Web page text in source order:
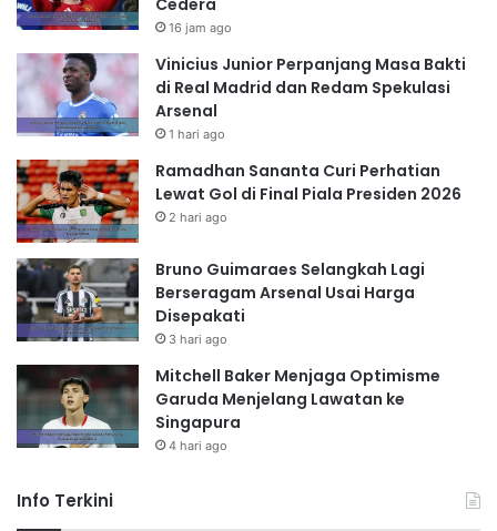
16 jam ago
Vinicius Junior Perpanjang Masa Bakti
di Real Madrid dan Redam Spekulasi
Arsenal
1 hari ago
Ramadhan Sananta Curi Perhatian
Lewat Gol di Final Piala Presiden 2026
2 hari ago
Bruno Guimaraes Selangkah Lagi
Berseragam Arsenal Usai Harga
Disepakati
3 hari ago
Mitchell Baker Menjaga Optimisme
Garuda Menjelang Lawatan ke
Singapura
4 hari ago
Info Terkini